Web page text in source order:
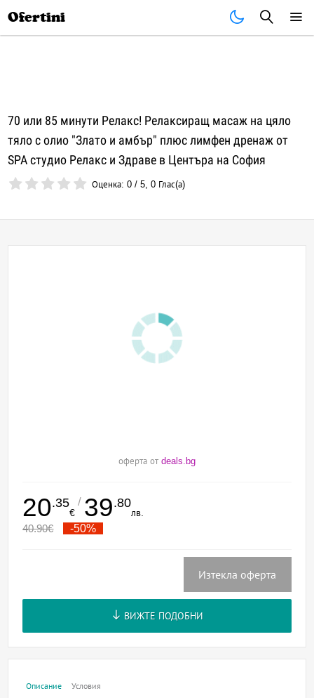
Ofertini
70 или 85 минути Релакс! Релаксиращ масаж на цяло
тяло с олио "Злато и амбър" плюс лимфен дренаж от
SPA студио Релакс и Здраве в Центъра на София
Оценка:0 /5,0 Глас(а)
оферта от deals.bg
20.35
€
/ 39.80
лв.
40.90€ -50%
Изтекла оферта
ВИЖТЕ ПОДОБНИ
Описание Условия